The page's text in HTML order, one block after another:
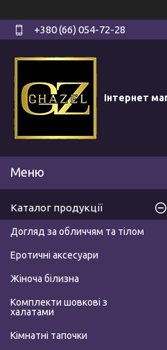
+380 (66) 054-72-28
Інтернет
Каталог продукції
Догляд за обличчям та тілом
Еротичні аксесуари
Жіноча білизна
Комплекти шовкові з
халатами
Кімнатні тапочки